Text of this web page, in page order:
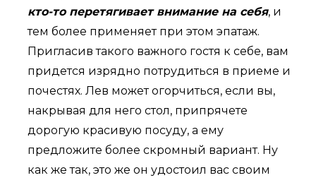
кто-то перетягивает внимание на себя, и
тем более применяет при этом эпатаж.
Пригласив такого важного гостя к себе, вам
придется изрядно потрудиться в приеме и
почестях. Лев может огорчиться, если вы,
накрывая для него стол, припрячете
дорогую красивую посуду, а ему
предложите более скромный вариант. Ну
как же так, это же он удостоил вас своим